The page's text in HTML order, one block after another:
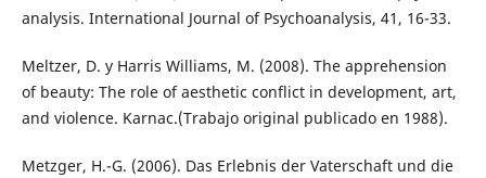
analysis. International Journal of Psychoanalysis, 41, 16-33.
Meltzer, D. y Harris Williams, M. (2008). The apprehension
of beauty: The role of aesthetic conflict in development, art,
and violence. Karnac.(Trabajo original publicado en 1988).
Metzger, H.-G. (2006). Das Erlebnis der Vaterschaft und die